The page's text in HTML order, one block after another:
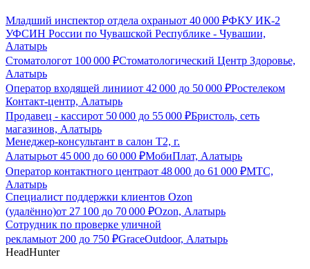
Младший инспектор отдела охраныот 40 000 ₽ФКУ ИК-2
УФСИН России по Чувашской Республике - Чувашии,
Алатырь
Стоматологот 100 000 ₽Стоматологический Центр Здоровье,
Алатырь
Оператор входящей линииот 42 000 до 50 000 ₽Ростелеком
Контакт-центр, Алатырь
Продавец - кассирот 50 000 до 55 000 ₽Бристоль, сеть
магазинов, Алатырь
Менеджер-консультант в салон Т2, г.
Алатырьот 45 000 до 60 000 ₽МобиПлат, Алатырь
Оператор контактного центраот 48 000 до 61 000 ₽МТС,
Алатырь
Специалист поддержки клиентов Ozon
(удалённо)от 27 100 до 70 000 ₽Ozon, Алатырь
Сотрудник по проверке уличной
рекламыот 200 до 750 ₽GraceOutdoor, Алатырь
HeadHunter